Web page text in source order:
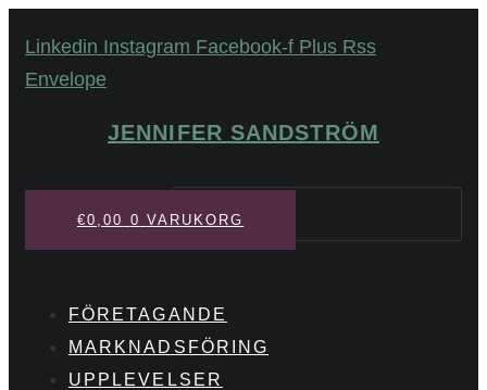
till
innehåll
Linkedin Instagram Facebook-f Plus Rss
Envelope
JENNIFER SANDSTRÖM
Sök
€0,00 0 VARUKORG
FÖRETAGANDE
MARKNADSFÖRING
UPPLEVELSER